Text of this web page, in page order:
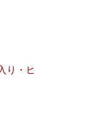
り・ヒ